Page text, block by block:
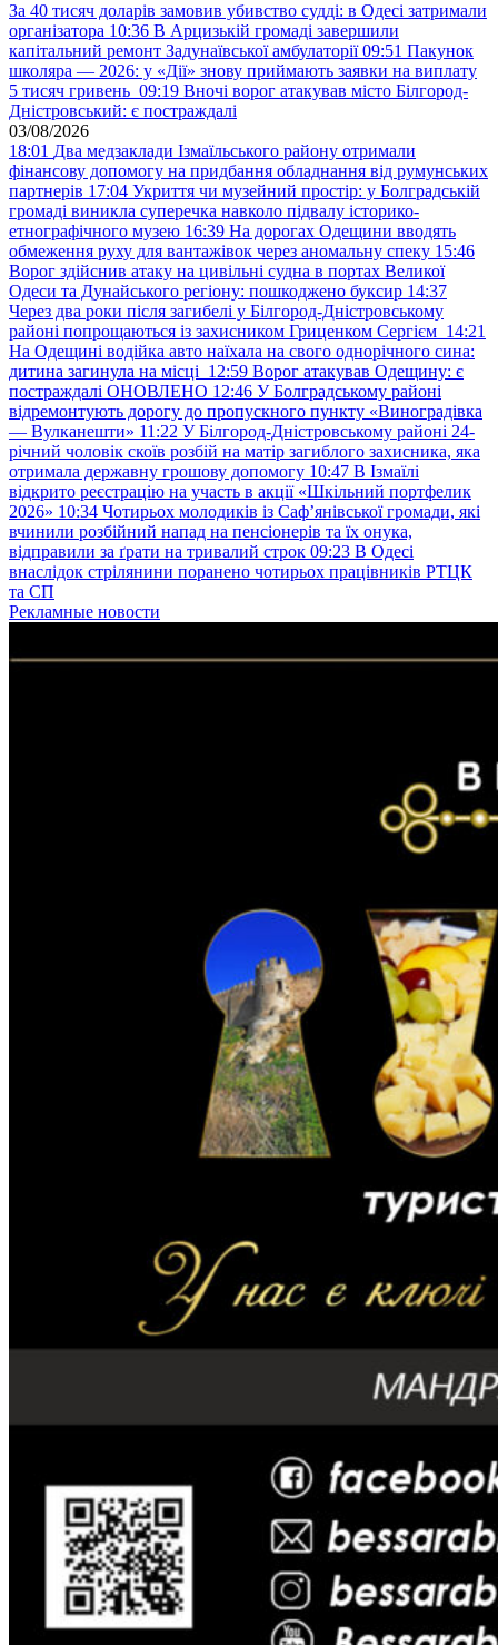
За 40 тисяч доларів замовив убивство судді: в Одесі затримали
організатора 10:36 В Арцизькій громаді завершили
капітальний ремонт Задунаївської амбулаторії 09:51 Пакунок
школяра — 2026: у «Дії» знову приймають заявки на виплату
5 тисяч гривень 09:19 Вночі ворог атакував місто Білгород-
Дністровський: є постраждалі
03/08/2026
18:01 Два медзаклади Ізмаїльського району отримали
фінансову допомогу на придбання обладнання від румунських
партнерів 17:04 Укриття чи музейний простір: у Болградській
громаді виникла суперечка навколо підвалу історико-
етнографічного музею 16:39 На дорогах Одещини вводять
обмеження руху для вантажівок через аномальну спеку 15:46
Ворог здійснив атаку на цивільні судна в портах Великої
Одеси та Дунайського регіону: пошкоджено буксир 14:37
Через два роки після загибелі у Білгород-Дністровському
районі попрощаються із захисником Гриценком Сергієм 14:21
На Одещині водійка авто наїхала на свого однорічного сина:
дитина загинула на місці 12:59 Ворог атакував Одещину: є
постраждалі ОНОВЛЕНО 12:46 У Болградському районі
відремонтують дорогу до пропускного пункту «Виноградівка
— Вулканешти» 11:22 У Білгород-Дністровському районі 24-
річний чоловік скоїв розбій на матір загиблого захисника, яка
отримала державну грошову допомогу 10:47 В Ізмаїлі
відкрито реєстрацію на участь в акції «Шкільний портфелик
2026» 10:34 Чотирьох молодиків із Саф’янівської громади, які
вчинили розбійний напад на пенсіонерів та їх онука,
відправили за ґрати на тривалий строк 09:23 В Одесі
внаслідок стрілянини поранено чотирьох працівників РТЦК
та СП
Рекламные новости